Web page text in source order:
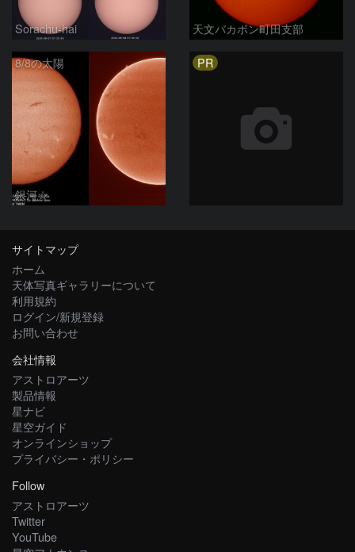
Sorachu-hai 天文バカボン町田支部
8/8の太陽
銀河☆
PR
サイトマップ
ホーム
天体写真ギャラリーについて
利用規約
ログイン/新規登録
お問い合わせ
会社情報
アストロアーツ
製品情報
星ナビ
星空ガイド
オンラインショップ
プライバシー・ポリシー
Follow
アストロアーツ
Twitter
YouTube